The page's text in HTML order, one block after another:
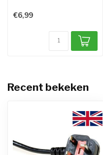
€6,99
Recent bekeken